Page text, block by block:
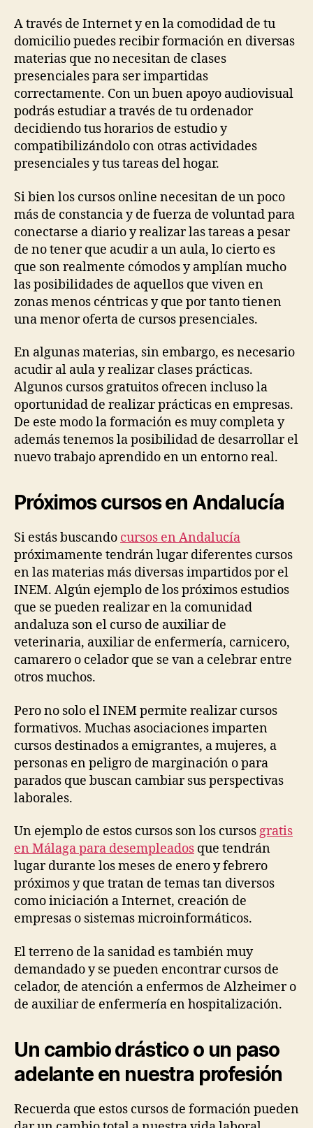
A través de Internet y en la comodidad de tu
domicilio puedes recibir formación en diversas
materias que no necesitan de clases
presenciales para ser impartidas
correctamente. Con un buen apoyo audiovisual
podrás estudiar a través de tu ordenador
decidiendo tus horarios de estudio y
compatibilizándolo con otras actividades
presenciales y tus tareas del hogar.
Si bien los cursos online necesitan de un poco
más de constancia y de fuerza de voluntad para
conectarse a diario y realizar las tareas a pesar
de no tener que acudir a un aula, lo cierto es
que son realmente cómodos y amplían mucho
las posibilidades de aquellos que viven en
zonas menos céntricas y que por tanto tienen
una menor oferta de cursos presenciales.
En algunas materias, sin embargo, es necesario
acudir al aula y realizar clases prácticas.
Algunos cursos gratuitos ofrecen incluso la
oportunidad de realizar prácticas en empresas.
De este modo la formación es muy completa y
además tenemos la posibilidad de desarrollar el
nuevo trabajo aprendido en un entorno real.
Próximos cursos en Andalucía
Si estás buscando cursos en Andalucía
próximamente tendrán lugar diferentes cursos
en las materias más diversas impartidos por el
INEM. Algún ejemplo de los próximos estudios
que se pueden realizar en la comunidad
andaluza son el curso de auxiliar de
veterinaria, auxiliar de enfermería, carnicero,
camarero o celador que se van a celebrar entre
otros muchos.
Pero no solo el INEM permite realizar cursos
formativos. Muchas asociaciones imparten
cursos destinados a emigrantes, a mujeres, a
personas en peligro de marginación o para
parados que buscan cambiar sus perspectivas
laborales.
Un ejemplo de estos cursos son los cursosgratis
en Málaga para desempleados que tendrán
lugar durante los meses de enero y febrero
próximos y que tratan de temas tan diversos
como iniciación a Internet, creación de
empresas o sistemas microinformáticos.
El terreno de la sanidad es también muy
demandado y se pueden encontrar cursos de
celador, de atención a enfermos de Alzheimer o
de auxiliar de enfermería en hospitalización.
Un cambio drástico o un paso
adelante en nuestra profesión
Recuerda que estos cursos de formación pueden